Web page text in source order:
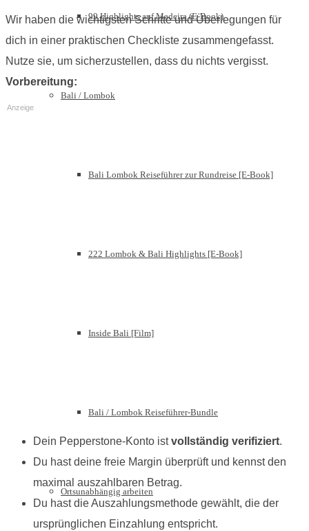
99 Highlights auf Madeira (E-Book)
Bali / Lombok
Bali Lombok Reiseführer zur Rundreise [E-Book]
222 Lombok & Bali Highlights [E-Book]
Inside Bali [Film]
Bali / Lombok Reiseführer-Bundle
Ortsunabhängig arbeiten
Wir haben die wichtigsten Schritte und Überlegungen für
dich in einer praktischen Checkliste zusammengefasst.
Nutze sie, um sicherzustellen, dass du nichts vergisst.
Vorbereitung:
Anzeige
Dein Pepperstone-Konto istvollständig verifiziert.
Du hast deine freie Margin überprüft und kennst den
maximal auszahlbaren Betrag.
Du hast die Auszahlungsmethode gewählt, die der
ursprünglichen Einzahlung entspricht.